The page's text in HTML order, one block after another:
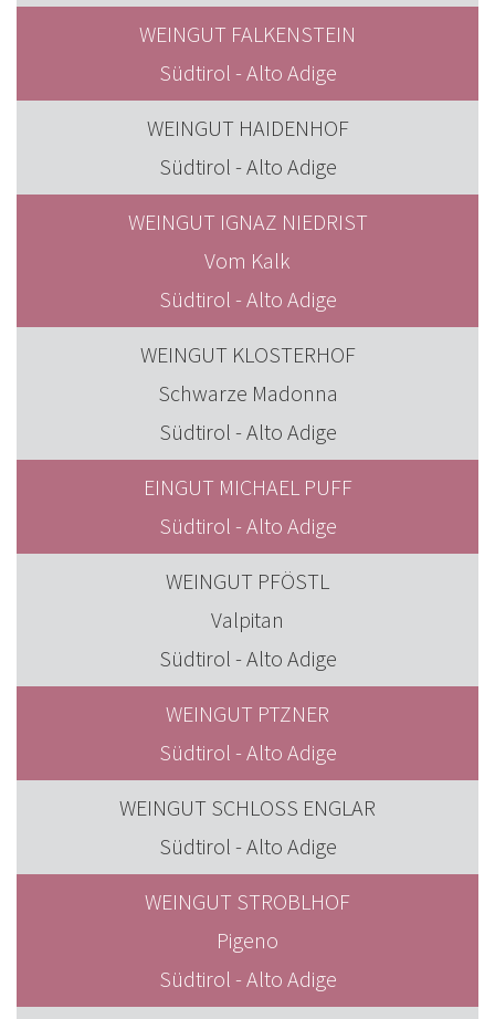
WEINGUT FALKENSTEIN
Südtirol - Alto Adige
WEINGUT HAIDENHOF
Südtirol - Alto Adige
WEINGUT IGNAZ NIEDRIST
Vom Kalk
Südtirol - Alto Adige
WEINGUT KLOSTERHOF
Schwarze Madonna
Südtirol - Alto Adige
EINGUT MICHAEL PUFF
Südtirol - Alto Adige
WEINGUT PFÖSTL
Valpitan
Südtirol - Alto Adige
WEINGUT PTZNER
Südtirol - Alto Adige
WEINGUT SCHLOSS ENGLAR
Südtirol - Alto Adige
WEINGUT STROBLHOF
Pigeno
Südtirol - Alto Adige